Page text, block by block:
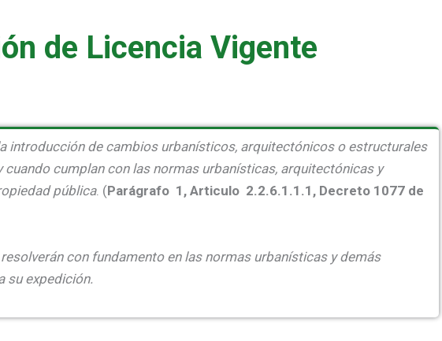
de Licencia Vigente
introducción de cambios urbanísticos, arquitectónicos o estructurales
cumplan con las normas urbanísticas, arquitectónicas y
pública. (Parágrafo 1, Articulo 2.2.6.1.1.1, Decreto 1077 de
con fundamento en las normas urbanísticas y demás
su expedición.